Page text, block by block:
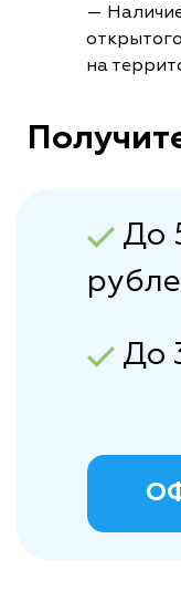
—
на
До
До